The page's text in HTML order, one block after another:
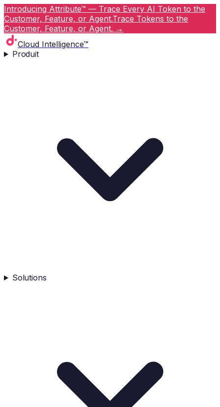
Introducing Attribute™ — Trace Every AI Token to the
Customer, Feature, or Agent.Trace Tokens to the
Customer, Feature, or Agent. →
Cloud Intelligence™
Produit
Solutions